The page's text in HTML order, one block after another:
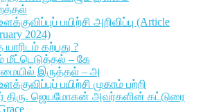
பயிற்சி அறிவிப்பு (Article
2024)
கற்பது ?
மீட்டெடுத்தல் – கே
இருத்தல் – அ
பயிற்சி முகாம் பற்றி
திரு. ஜெயமோகன் அவர்களின் கட்டுரை